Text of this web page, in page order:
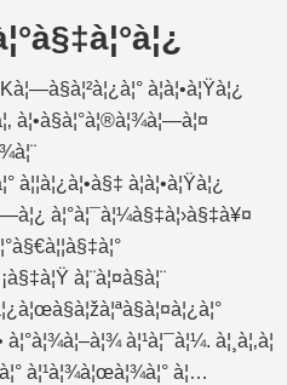
à¦à¦•à¦Ÿà¦¿
à¦•à§à¦°à¦®à¦¾à¦—à¦¤
à¦¦à¦¿à¦•à§‡ à¦à¦•à¦Ÿà¦¿
à¦°à¦¯à¦¼à§‡à¦›à§‡à¥¤
à¦¨à¦¤à§à¦¨
à¦¹à¦¯à¦¼. à¦¸à¦‚à¦
à¦¹à¦¾à¦œà¦¾à¦° à¦…